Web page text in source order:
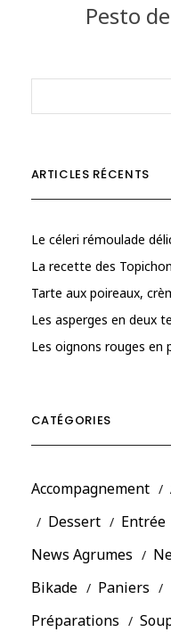
Pesto
ARTICLES RÉCENTS
Le céleri rémoulade
La recette des
Tarte aux poireaux,
Les asperges en deux
Les oignons rouges en
CATÉGORIES
Accompagnement
Dessert
Entrée
News Agrumes
Bikade
Paniers
Préparations